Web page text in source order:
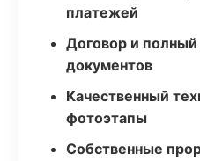
платежей
Договор и
документов
Качественный
фотоэтапы
Собственные